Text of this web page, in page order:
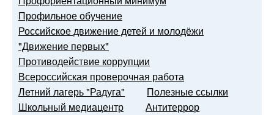
Профильное обучение
Российское движение детей и молодёжи
"Движение первых"
Противодействие коррупции
Всероссийская проверочная работа
Летний лагерь "Радуга"
Полезные ссылки
Школьный медиацентр
Антитеррор